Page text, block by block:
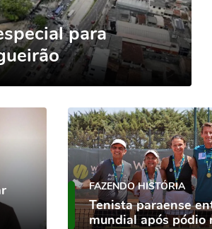
para
FAZENDO HISTÓRIA
Tenista paraense
mundial após pódio